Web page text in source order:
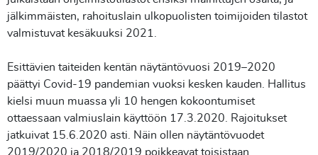
jälkimmäisten, rahoituslain ulkopuolisten toimijoiden tilastot
valmistuvat kesäkuuksi 2021.
Esittävien taiteiden kentän näytäntövuosi 2019–2020
päättyi Covid-19 pandemian vuoksi kesken kauden. Hallitus
kielsi muun muassa yli 10 hengen kokoontumiset
ottaessaan valmiuslain käyttöön 17.3.2020. Rajoitukset
jatkuivat 15.6.2020 asti. Näin ollen näytäntövuodet
2019/2020 ja 2018/2019 poikkeavat toisistaan